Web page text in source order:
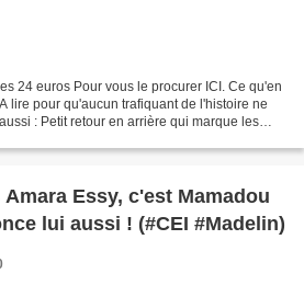
24 euros Pour vous le procurer ICI. Ce qu'en
lire pour qu'aucun trafiquant de l'histoire ne
: Petit retour en arrière qui marque les
Essy, c'est Mamadou
lui aussi ! (#CEI #Madelin)